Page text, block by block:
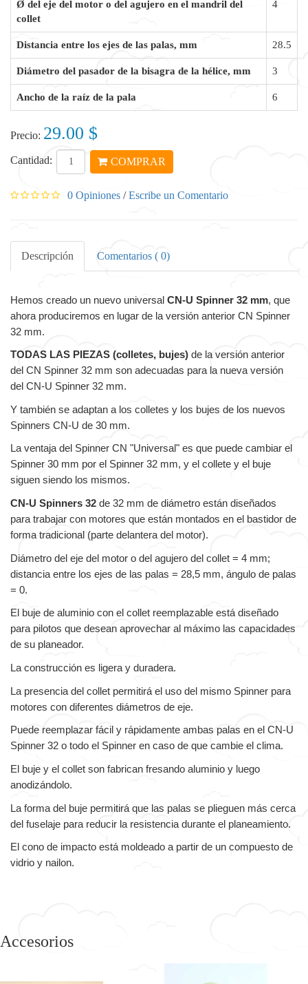
Ø del eje del motor o del agujero en el mandril del
collet
4
Distancia entre los ejes de las palas, mm 28.5
Diámetro del pasador de la bisagra de la hélice, mm 3
Ancho de la raíz de la pala 6
Precio: 29.00 $
Cantidad: COMPRAR
0 Opiniones /Escribe un Comentario
Descripción Comentarios ( 0)
Hemos creado un nuevo universal CN-U Spinner 32 mm, que
ahora produciremos en lugar de la versión anterior CN Spinner
32 mm.
TODAS LAS PIEZAS (colletes, bujes) de la versión anterior
del CN Spinner 32 mm son adecuadas para la nueva versión
del CN-U Spinner 32 mm.
Y también se adaptan a los colletes y los bujes de los nuevos
Spinners CN-U de 30 mm.
La ventaja del Spinner CN "Universal" es que puede cambiar el
Spinner 30 mm por el Spinner 32 mm, y el collete y el buje
siguen siendo los mismos.
CN-U Spinners 32 de 32 mm de diámetro están diseñados
para trabajar con motores que están montados en el bastidor de
forma tradicional (parte delantera del motor).
Diámetro del eje del motor o del agujero del collet = 4 mm;
distancia entre los ejes de las palas = 28,5 mm, ángulo de palas
= 0.
El buje de aluminio con el collet reemplazable está diseñado
para pilotos que desean aprovechar al máximo las capacidades
de su planeador.
La construcción es ligera y duradera.
La presencia del collet permitirá el uso del mismo Spinner para
motores con diferentes diámetros de eje.
Puede reemplazar fácil y rápidamente ambas palas en el CN-U
Spinner 32 o todo el Spinner en caso de que cambie el clima.
El buje y el collet son fabrican fresando aluminio y luego
anodizándolo.
La forma del buje permitirá que las palas se plieguen más cerca
del fuselaje para reducir la resistencia durante el planeamiento.
El cono de impacto está moldeado a partir de un compuesto de
vidrio y nailon.
Accesorios